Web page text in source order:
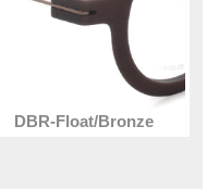
DBR-Float/Bronze